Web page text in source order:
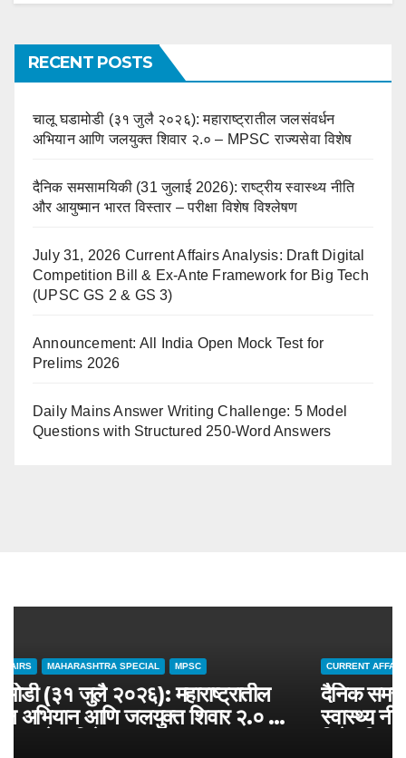
RECENT POSTS
चालू घडामोडी (३१ जुलै २०२६): महाराष्ट्रातील जलसंवर्धन
अभियान आणि जलयुक्त शिवार २.० – MPSC राज्यसेवा विशेष
दैनिक समसामयिकी (31 जुलाई 2026): राष्ट्रीय स्वास्थ्य नीति
और आयुष्मान भारत विस्तार – परीक्षा विशेष विश्लेषण
July 31, 2026 Current Affairs Analysis: Draft Digital
Competition Bill & Ex-Ante Framework for Big Tech
(UPSC GS 2 & GS 3)
Announcement: All India Open Mock Test for
Prelims 2026
Daily Mains Answer Writing Challenge: 5 Model
Questions with Structured 250-Word Answers
CURRENT AFFAIRS MAHARASHTRA SPECIAL
चालू घडामोडी (३१ जुलै २०२६): महाराष्ट्रातील
जलसंवर्धन अभियान आणि जलयुक्त शिवार २.० –